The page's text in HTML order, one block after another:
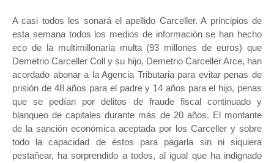
A casi todos les sonará el apellido Carceller. A principios de
esta semana todos los medios de información se han hecho
eco de la multimillonaria multa (93 millones de euros) que
Demetrio Carceller Coll y su hijo, Demetrio Carceller Arce, han
acordado abonar a la Agencia Tributaria para evitar penas de
prisión de 48 años para el padre y 14 años para el hijo, penas
que se pedían por delitos de fraude fiscal continuado y
blanqueo de capitales durante más de 20 años. El montante
de la sanción económica aceptada por los Carceller y sobre
todo la capacidad de éstos para pagarla sin ni siquiera
pestañear, ha sorprendido a todos, al igual que ha indignado